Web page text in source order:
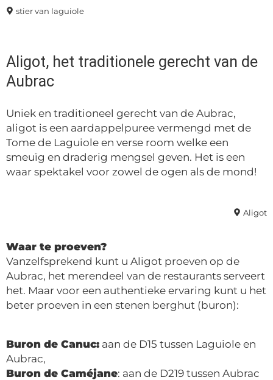
stier van laguiole
Aligot, het traditionele gerecht van de
Aubrac
Uniek en traditioneel gerecht van de Aubrac,
aligot is een aardappelpuree vermengd met de
Tome de Laguiole en verse room welke een
smeuïg en draderig mengsel geven. Het is een
waar spektakel voor zowel de ogen als de mond!
Aligot
Waar te proeven?
Vanzelfsprekend kunt u Aligot proeven op de
Aubrac, het merendeel van de restaurants serveert
het. Maar voor een authentieke ervaring kunt u het
beter proeven in een stenen berghut (buron):
Buron de Canuc: aan de D15 tussen Laguiole en
Aubrac,
Buron de Caméjane: aan de D219 tussen Aubrac